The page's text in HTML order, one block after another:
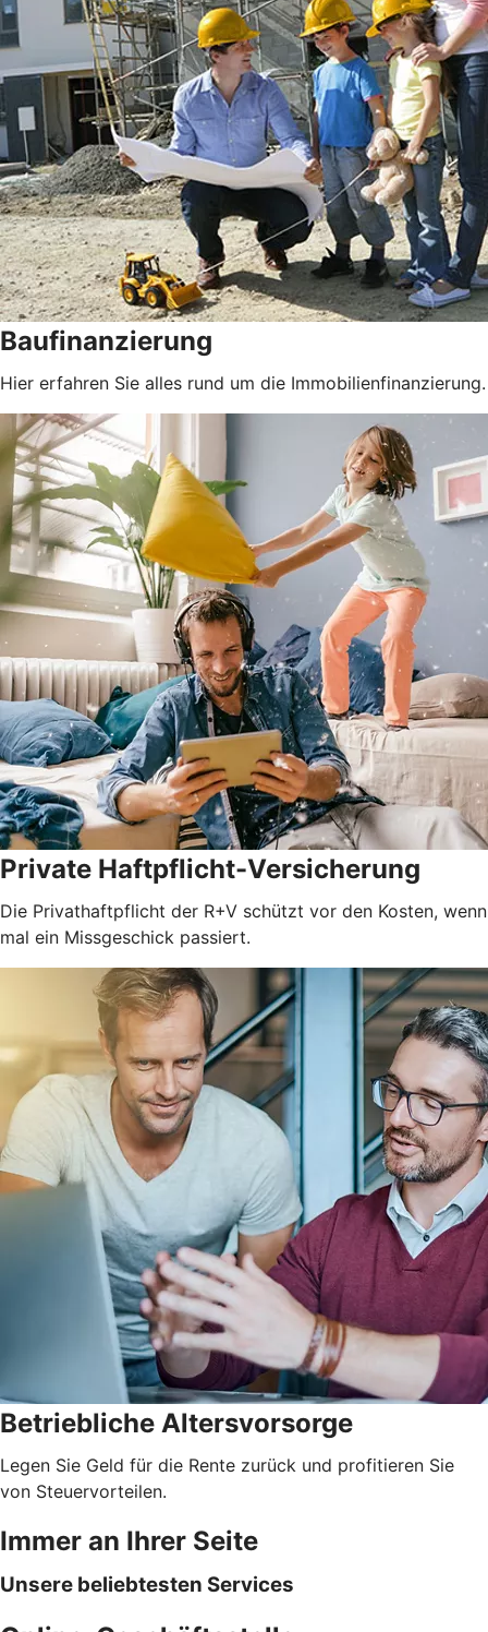
Baufinanzierung
Hier erfahren Sie alles rund um die Immobilienfinanzierung.
Private Haftpflicht-Versicherung
Die Privathaftpflicht der R+V schützt vor den Kosten, wenn
mal ein Missgeschick passiert.
Betriebliche Altersvorsorge
Legen Sie Geld für die Rente zurück und profitieren Sie
von Steuervorteilen.
Immer an Ihrer Seite
Unsere beliebtesten Services